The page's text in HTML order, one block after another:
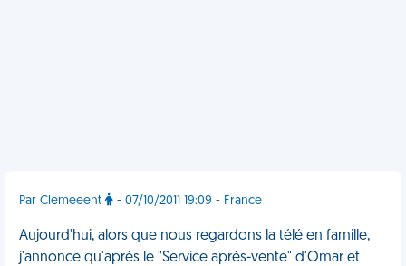
Par Clemeeent - 07/10/2011 19:09 - France
Aujourd'hui, alors que nous regardons la télé en famille,
j'annonce qu'après le "Service après-vente" d'Omar et